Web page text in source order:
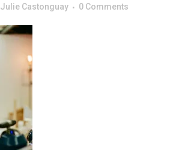
Julie Castonguay 0 Comments